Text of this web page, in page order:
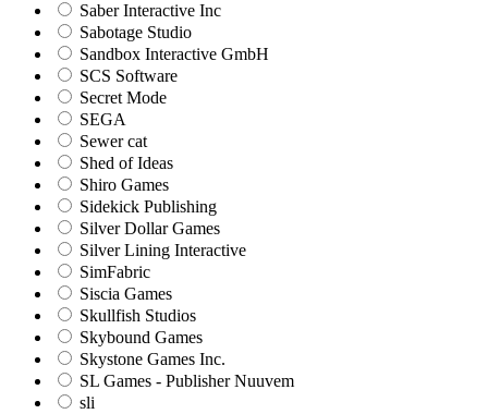
Saber Interactive Inc
Sabotage Studio
Sandbox Interactive GmbH
SCS Software
Secret Mode
SEGA
Sewer cat
Shed of Ideas
Shiro Games
Sidekick Publishing
Silver Dollar Games
Silver Lining Interactive
SimFabric
Siscia Games
Skullfish Studios
Skybound Games
Skystone Games Inc.
SL Games - Publisher Nuuvem
sli